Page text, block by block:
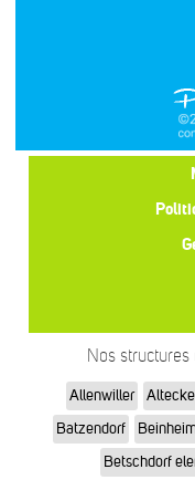
Nos structures
Allenwiller
Batzendorf
Betschdorf